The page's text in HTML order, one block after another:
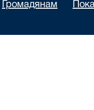
Громадянам